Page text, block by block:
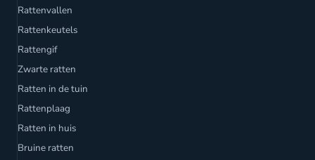
Rattenvallen
Rattenkeutels
Rattengif
Zwarte ratten
Ratten in de tuin
Rattenplaag
Ratten in huis
Bruine ratten